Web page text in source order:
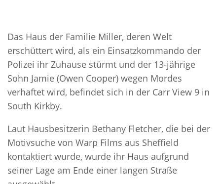
Das Haus der Familie Miller, deren Welt
erschüttert wird, als ein Einsatzkommando der
Polizei ihr Zuhause stürmt und der 13-jährige
Sohn Jamie (Owen Cooper) wegen Mordes
verhaftet wird, befindet sich in der Carr View 9 in
South Kirkby.
Laut Hausbesitzerin Bethany Fletcher, die bei der
Motivsuche von Warp Films aus Sheffield
kontaktiert wurde, wurde ihr Haus aufgrund
seiner Lage am Ende einer langen Straße